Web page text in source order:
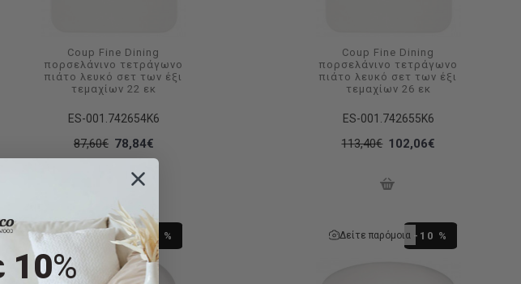
ES-001.742654K6
Coup Fine Dining
πορσελάνινο τετράγωνο
πιάτο λευκό σετ των έξι
τεμαχίων 22 εκ
87,60€ 78,84€
ES-001.742655K6
Coup Fine Dining
πορσελάνινο τετράγωνο
πιάτο λευκό σετ των έξι
τεμαχίων 26 εκ
113,40€ 102,06€
-10 %
Δείτε παρόμοια -10 %
Δείτε παρόμοια
10%